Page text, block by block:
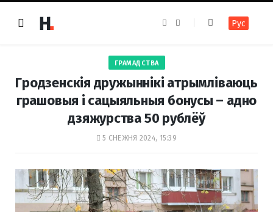
e
k
t
a
m
Рус
ГРАМАДСТВА
Гродзенскія дружыннікі атрымліваюць
грашовыя і сацыяльныя бонусы – адно
дзяжурства 50 рублёў
5 СНЕЖНЯ 2024, 15:39